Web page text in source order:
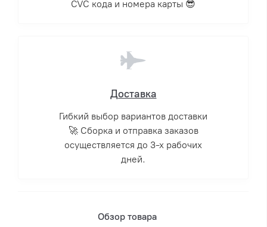
CVC кода и номера карты 😎
Доставка
Гибкий выбор вариантов доставки
🚀 Сборка и отправка заказов
осуществляется до 3-х рабочих
дней.
Обзор товара